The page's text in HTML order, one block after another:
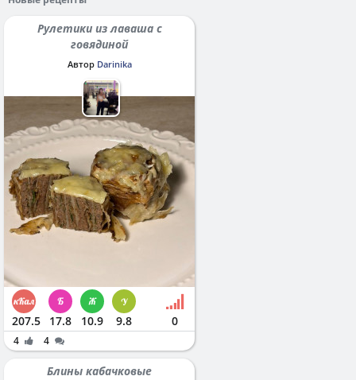
Рулетики из лаваша с
говядиной
Автор Darinika
207.5 17.8 10.9 9.8 0
4 4
Блины кабачковые